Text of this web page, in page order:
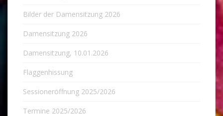
Bilder der Damensitzung 2026
Damensitzung 2026
Damensitzung, 10.01.2026
Flaggenhissung
Sessioneröffnung 2025/2026
Termine 2025/2026